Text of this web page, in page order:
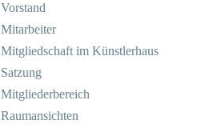
Vorstand
Mitarbeiter
Mitgliedschaft im Künstlerhaus
Satzung
Mitgliederbereich
Raumansichten